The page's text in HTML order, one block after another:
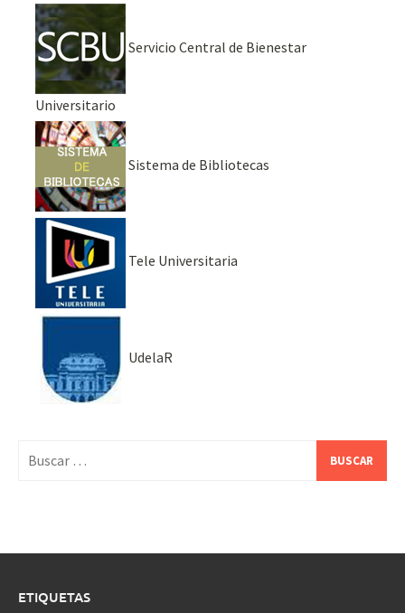
Servicio Central de Bienestar
Universitario
Sistema de Bibliotecas
Tele Universitaria
UdelaR
ETIQUETAS